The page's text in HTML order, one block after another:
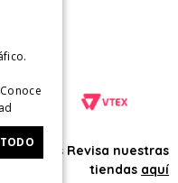
Condes Revisa nuestras
tiendas aquí